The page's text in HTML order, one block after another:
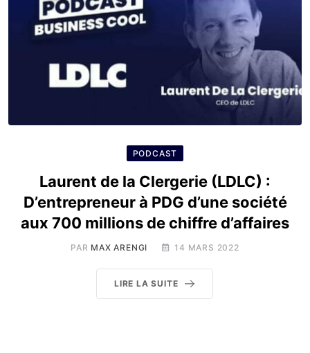
PODCAST
Laurent de la Clergerie (LDLC) :
D’entrepreneur à PDG d’une société
aux 700 millions de chiffre d’affaires
PAR MAX ARENGI 14 MARS 2022
LIRE LA SUITE